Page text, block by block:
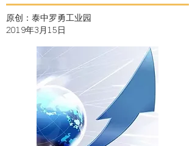
原创：泰中罗勇工业园
2019年3月15日